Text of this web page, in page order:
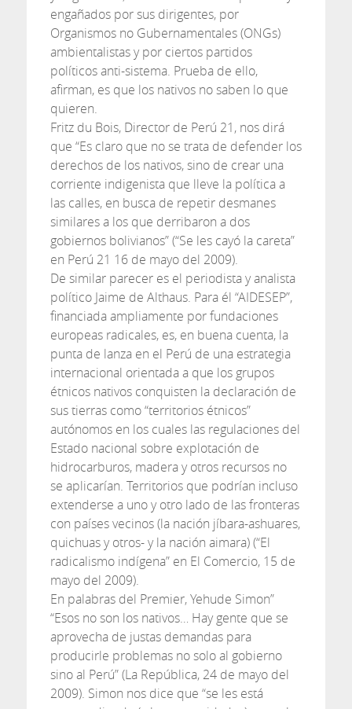
engañados por sus dirigentes, por
Organismos no Gubernamentales (ONGs)
ambientalistas y por ciertos partidos
políticos anti-sistema. Prueba de ello,
afirman, es que los nativos no saben lo que
quieren.
Fritz du Bois, Director de Perú 21, nos dirá
que “Es claro que no se trata de defender los
derechos de los nativos, sino de crear una
corriente indigenista que lleve la política a
las calles, en busca de repetir desmanes
similares a los que derribaron a dos
gobiernos bolivianos” (“Se les cayó la careta”
en Perú 21 16 de mayo del 2009).
De similar parecer es el periodista y analista
político Jaime de Althaus. Para él “AIDESEP”,
financiada ampliamente por fundaciones
europeas radicales, es, en buena cuenta, la
punta de lanza en el Perú de una estrategia
internacional orientada a que los grupos
étnicos nativos conquisten la declaración de
sus tierras como “territorios étnicos”
autónomos en los cuales las regulaciones del
Estado nacional sobre explotación de
hidrocarburos, madera y otros recursos no
se aplicarían. Territorios que podrían incluso
extenderse a uno y otro lado de las fronteras
con países vecinos (la nación jíbara-ashuares,
quichuas y otros- y la nación aimara) (“El
radicalismo indígena” en El Comercio, 15 de
mayo del 2009).
En palabras del Premier, Yehude Simon”
“Esos no son los nativos… Hay gente que se
aprovecha de justas demandas para
producirle problemas no solo al gobierno
sino al Perú” (La República, 24 de mayo del
2009). Simon nos dice que “se les está